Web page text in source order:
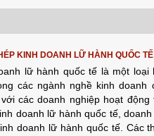
KINH DOANH LỮ HÀNH QUỐC TẾ
lữ hành quốc tế là một
các ngành nghề kinh doanh
các doanh nghiệp hoạt
doanh lữ hành quốc tế,
doanh lữ hành quốc tế. Các
TUỆ